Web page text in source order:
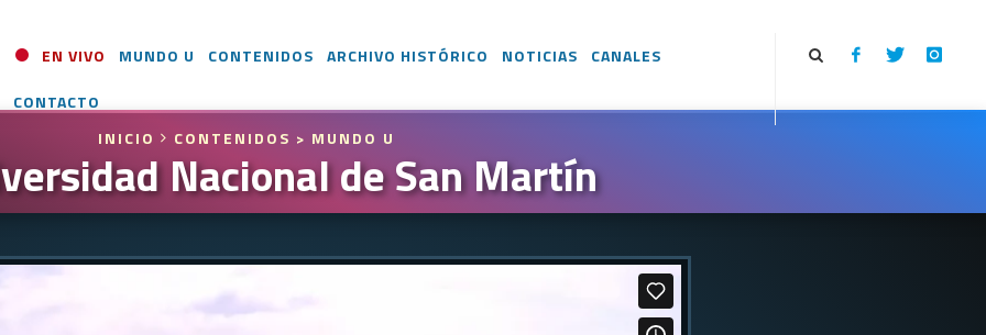
EN VIVO MUNDO U CONTENIDOS ARCHIVO HISTÓRICO NOTICIAS
CANALES
CONTACTO
INICIO
CONTENIDOS > MUNDO U
Nacional de San Martín